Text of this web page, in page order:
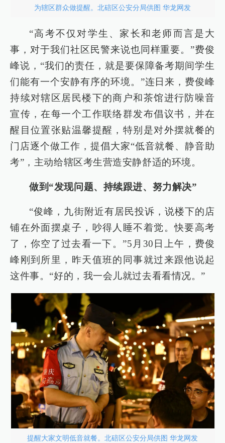
为辖区群众做提醒。北碚区公安分局供图 华龙网发
“高考不仅对学生、家长和老师而言是大
事，对于我们社区民警来说也同样重要。”费俊
峰说，“我们的责任，就是要保障备考期间学生
们能有一个安静有序的环境。”连日来，费俊峰
持续对辖区居民楼下的商户和茶馆进行防噪音
宣传，在每一个工作联络群发布倡议书，并在
醒目位置张贴温馨提醒，特别是对外摆就餐的
门店逐个做工作，提倡大家“低音就餐、静音助
考”，主动给辖区考生营造安静舒适的环境。
做到“发现问题、持续跟进、努力解决”
“俊峰，九街附近有居民投诉，说楼下的店
铺在外面摆桌子，吵得人睡不着觉。快要高考
了，你空了过去看一下。”5月30日上午，费俊
峰刚到所里，昨天值班的同事就过来跟他说起
这件事。“好的，我一会儿就过去看看情况。”
提醒大家文明低音就餐。北碚区公安分局供图 华龙网发